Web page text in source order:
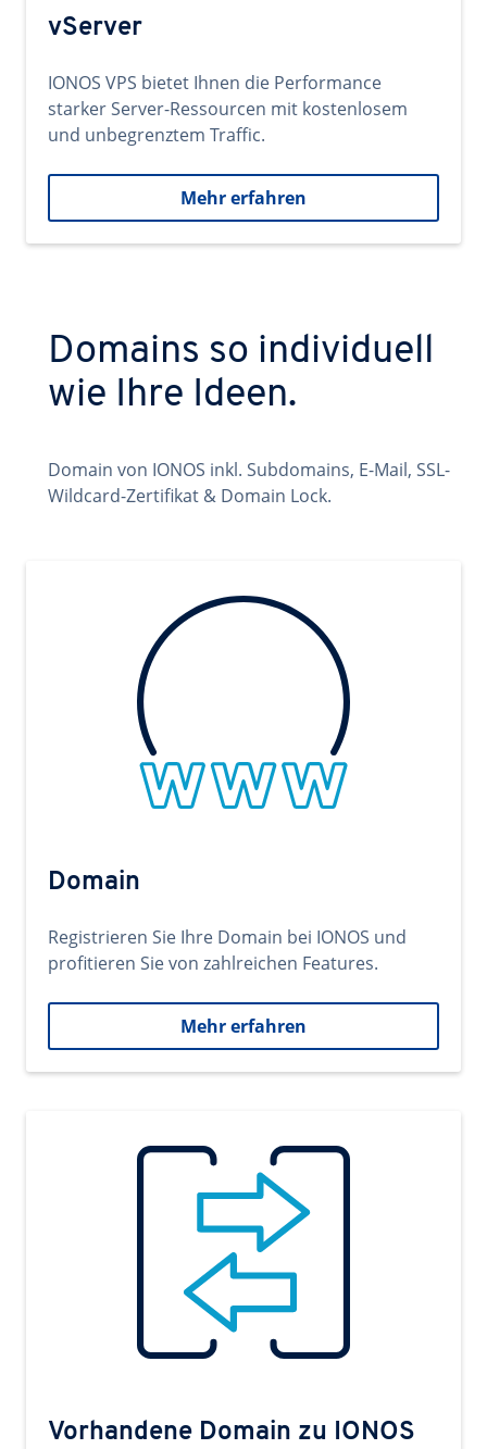
vServer
IONOS VPS bietet Ihnen die Performance
starker Server-Ressourcen mit kostenlosem
und unbegrenztem Traffic.
Mehr erfahren
Domains so individuell
wie Ihre Ideen.
Domain von IONOS inkl. Subdomains, E-Mail, SSL-
Wildcard-Zertifikat & Domain Lock.
Domain
Registrieren Sie Ihre Domain bei IONOS und
profitieren Sie von zahlreichen Features.
Mehr erfahren
Vorhandene Domain zu IONOS